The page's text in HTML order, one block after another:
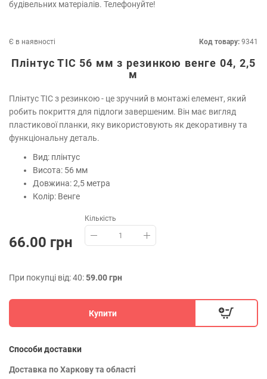
будівельних матеріалів. Телефонуйте!
Є в наявності Код товару: 9341
Плінтус ТІС 56 мм з резинкою венге 04, 2,5
м
Плінтус ТІС з резинкою - це зручний в монтажі елемент, який
робить покриття для підлоги завершеним. Він має вигляд
пластикової планки, яку використовують як декоративну та
функціональну деталь.
Вид: плінтус
Висота: 56 мм
Довжина: 2,5 метра
Колір: Венге
66.00 грн
Кількість
При покупці від: 40:59.00 грн
Купити
Способи доставки
Доставка по Харкову та області